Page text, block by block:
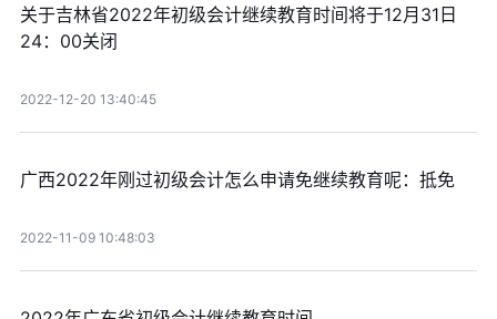
关于吉林省2022年初级会计继续教育时间将于12月31日
24：00关闭
2022-12-20 13:40:45
广西2022年刚过初级会计怎么申请免继续教育呢：抵免
2022-11-09 10:48:03